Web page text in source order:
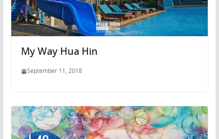
My Way Hua Hin
September 11, 2018